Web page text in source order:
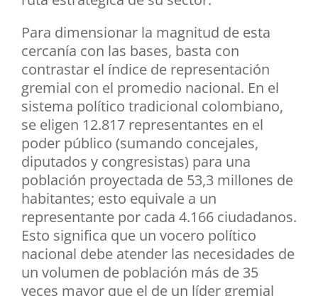
Para dimensionar la magnitud de esta
cercanía con las bases, basta con
contrastar el índice de representación
gremial con el promedio nacional. En el
sistema político tradicional colombiano,
se eligen 12.817 representantes en el
poder público (sumando concejales,
diputados y congresistas) para una
población proyectada de 53,3 millones de
habitantes; esto equivale a un
representante por cada 4.166 ciudadanos.
Esto significa que un vocero político
nacional debe atender las necesidades de
un volumen de población más de 35
veces mayor que el de un líder gremial